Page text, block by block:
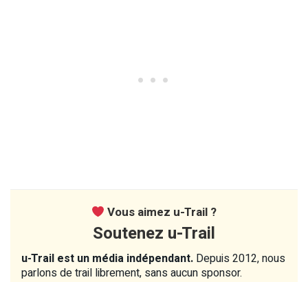
Vous aimez u-Trail ?
Soutenez u-Trail
u-Trail est un média indépendant. Depuis 2012, nous
parlons de trail librement, sans aucun sponsor.